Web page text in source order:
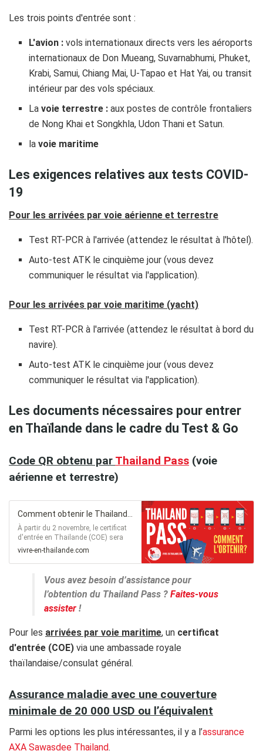
Les trois points d'entrée sont :
L'avion :vols internationaux directs vers les aéroports
internationaux de Don Mueang, Suvarnabhumi, Phuket,
Krabi, Samui, Chiang Mai, U-Tapao et Hat Yai, ou transit
intérieur par des vols spéciaux.
Lavoie terrestre :aux postes de contrôle frontaliers
de Nong Khai et Songkhla, Udon Thani et Satun.
lavoie maritime
Les exigences relatives aux tests COVID-
19
Pour les arrivées par voie aérienne et terrestre
Test RT-PCR à l'arrivée (attendez le résultat à l'hôtel).
Auto-test ATK le cinquième jour (vous devez
communiquer le résultat via l'application).
Pour les arrivées par voie maritime (yacht)
Test RT-PCR à l'arrivée (attendez le résultat à bord du
navire).
Auto-test ATK le cinquième jour (vous devez
communiquer le résultat via l'application).
Les documents nécessaires pour entrer
en Thaïlande dans le cadre du Test & Go
Code QR obtenu par Thailand Pass (voie
aérienne et terrestre)
Comment obtenir le Thailand Pass ?
À partir du 2 novembre, le certificat
d'entrée en Thailande (COE) sera
remplacé par le Thailand Pass.
le concernant.
vivre-en-thailande.com
Vous avez besoin d’assistance pour
l’obtention du Thailand Pass ? Faites-vous
assister !
Pour les arrivées par voie maritime, un certificat
d'entrée (COE) via une ambassade royale
thaïlandaise/consulat général.
Assurance maladie avec une couverture
minimale de 20 000 USD ou l’équivalent
Parmi les options les plus intéressantes, il y a l’assurance
AXA Sawasdee Thailand.